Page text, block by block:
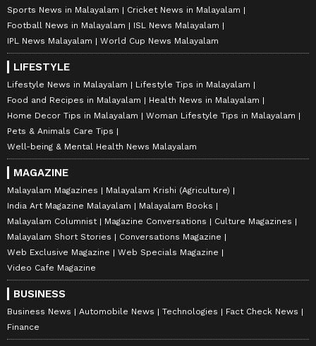
Sports News in Malayalam
Cricket News in Malayalam
Football News in Malayalam
ISL News Malayalam
IPL News Malayalam
World Cup News Malayalam
LIFESTYLE
Lifestyle News in Malayalam
Lifestyle Tips in Malayalam
Food and Recipes in Malayalam
Health News in Malayalam
Home Decor Tips in Malayalam
Woman Lifestyle Tips in Malayalam
Pets & Animals Care Tips
Well-being & Mental Health News Malayalam
MAGAZINE
Malayalam Magazines
Malayalam Krishi (Agriculture)
India Art Magazine Malayalam
Malayalam Books
Malayalam Columnist
Magazine Conversations
Culture Magazines
Malayalam Short Stories
Conversations Magazine
Web Exclusive Magazine
Web Specials Magazine
Video Cafe Magazine
BUSINESS
Business News Automobile News Technologies
Fact Check News
Finance